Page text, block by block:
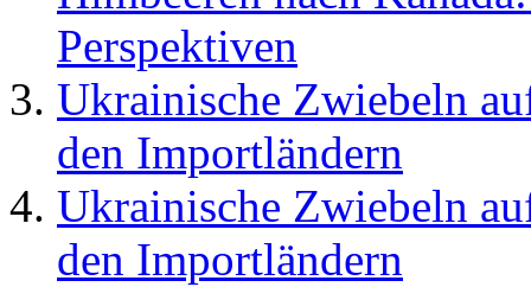
Perspektiven
Ukrainische Zwiebeln
den Importländern
Ukrainische Zwiebeln
den Importländern